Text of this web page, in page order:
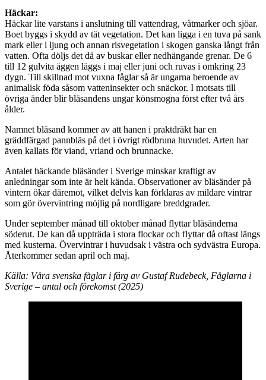
Häckar:
Häckar lite varstans i anslutning till vattendrag, våtmarker och sjöar.
Boet byggs i skydd av tät vegetation. Det kan ligga i en tuva på sank
mark eller i ljung och annan risvegetation i skogen ganska långt från
vatten. Ofta döljs det då av buskar eller nedhängande grenar. De 6
till 12 gulvita äggen läggs i maj eller juni och ruvas i omkring 23
dygn. Till skillnad mot vuxna fåglar så är ungarna beroende av
animalisk föda såsom vatteninsekter och snäckor. I motsats till
övriga änder blir bläsandens ungar könsmogna först efter två års
ålder.
Namnet bläsand kommer av att hanen i praktdräkt har en
gräddfärgad pannbläs på det i övrigt rödbruna huvudet. Arten har
även kallats för viand, vriand och brunnacke.
Antalet häckande bläsänder i Sverige minskar kraftigt av
anledningar som inte är helt kända. Observationer av bläsänder på
vintern ökar däremot, vilket delvis kan förklaras av mildare vintrar
som gör övervintring möjlig på nordligare breddgrader.
Under september månad till oktober månad flyttar bläsänderna
söderut. De kan då uppträda i stora flockar och flyttar då oftast längs
med kusterna. Övervintrar i huvudsak i västra och sydvästra Europa.
Återkommer sedan april och maj.
Källa: Våra svenska fåglar i färg av Gustaf Rudebeck, Fåglarna i
Sverige – antal och förekomst (2025)